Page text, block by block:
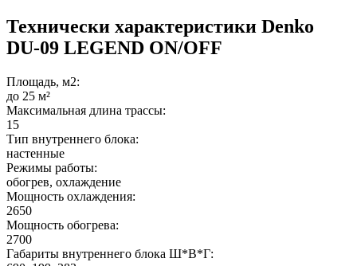
Технически характеристики Denko
DU-09 LEGEND ON/OFF
Площадь, м2:
до 25 м²
Максимальная длина трассы:
15
Тип внутреннего блока:
настенные
Режимы работы:
обогрев, охлаждение
Мощность охлаждения:
2650
Мощность обогрева:
2700
Габариты внутреннего блока Ш*В*Г: